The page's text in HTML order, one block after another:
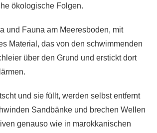
ökologische Folgen.
und Fauna am Meeresboden, mit
Material, das von den schwimmenden
über den Grund und erstickt dort
und sie füllt, werden selbst entfernt
Sandbänke und brechen Wellen
genauso wie in marokkanischen